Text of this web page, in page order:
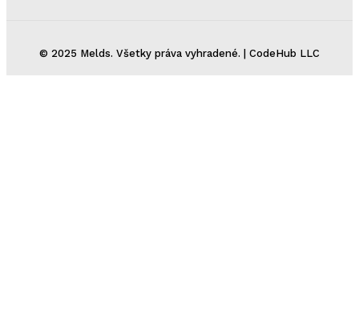
© 2025 Melds. Všetky práva vyhradené. | CodeHub LLC